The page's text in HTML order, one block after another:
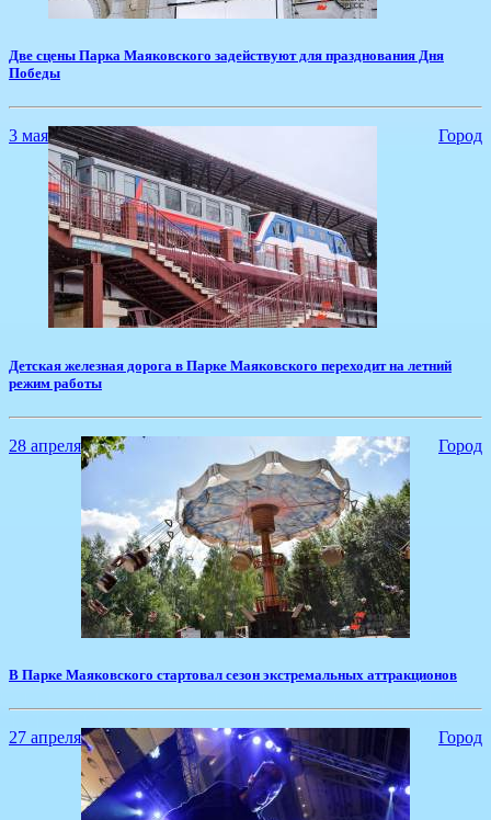
​Две сцены Парка Маяковского задействуют для празднования Дня
Победы
3 мая Город
​Детская железная дорога в Парке Маяковского переходит на летний
режим работы
28 апреля Город
​В Парке Маяковского стартовал сезон экстремальных аттракционов
27 апреля Город